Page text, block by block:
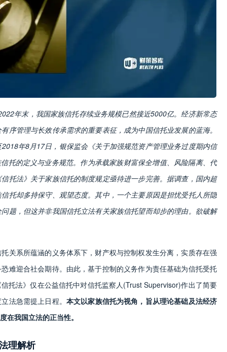
年末，我国家族信托存续业务规模已然接近5000亿。经济新常态
序管理与长效传承需求的重要表征，成为中国信托业发展的蓝海。
年8月17日，银保监会《关于加强规范资产管理业务过度期内信
托的定义与业务规范。作为承载家族财富保全增值、风险隔离、代
托法》关于家族信托的制度规定亟待进一步完善。据调查，国内超
托却多持保守、观望态度。其中，一个主要原因是担忧受托人所隐
题，但这并非我国信托立法有关家族信托望而却步的理由。欲破解
关系所蕴涵的义务体系下，财产权与控制权发生分离，实质存在强
难迎合社会期待。由此，基于控制的义务作为责任基础为信托受托
托法》仅在公益信托中对信托监察人(Trust Supervisor)作出了简要
法急需提上日程。 本文以家族信托为视角，旨从理论基础及法经济
在我国立法的正当性。
理解析